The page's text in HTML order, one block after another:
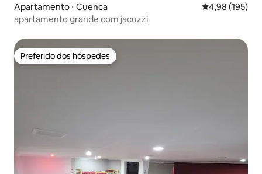
Apartamento ⋅ Cuenca 4,98 de uma
4,98 (195)
apartamento grande com jacuzzi
Preferido dos hóspedes
Preferido dos hóspedes